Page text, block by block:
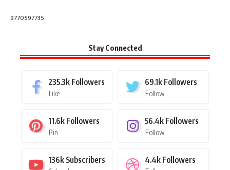
9770597735
Stay Connected
235.3k Followers
Like
69.1k Followers
Follow
11.6k Followers
Pin
56.4k Followers
Follow
136k Subscribers 4.4k Followers